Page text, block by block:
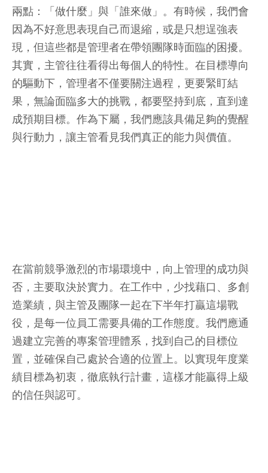
兩點：「做什麼」與「誰來做」。有時候，我們會
因為不好意思表現自己而退縮，或是只想逞強表
現，但這些都是管理者在帶領團隊時面臨的困擾。
其實，主管往往看得出每個人的特性。在目標導向
的驅動下，管理者不僅要關注過程，更要緊盯結
果，無論面臨多大的挑戰，都要堅持到底，直到達
成預期目標。作為下屬，我們應該具備足夠的覺醒
與行動力，讓主管看見我們真正的能力與價值。
在當前競爭激烈的市場環境中，向上管理的成功與
否，主要取決於實力。在工作中，少找藉口、多創
造業績，與主管及團隊一起在下半年打贏這場戰
役，是每一位員工需要具備的工作態度。我們應通
過建立完善的專案管理體系，找到自己的目標位
置，並確保自己處於合適的位置上。以實現年度業
績目標為初衷，徹底執行計畫，這樣才能贏得上級
的信任與認可。